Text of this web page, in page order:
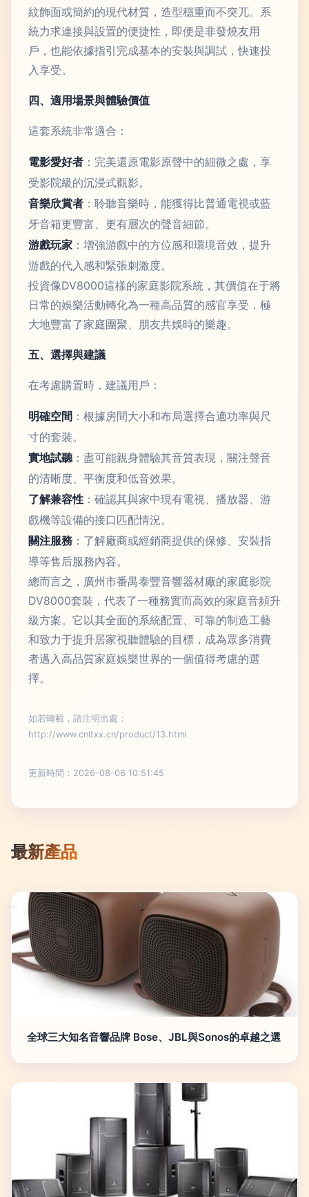
紋飾面或簡約的現代材質，造型穩重而不突兀。系
統力求連接與設置的便捷性，即便是非發燒友用
戶，也能依據指引完成基本的安裝與調試，快速投
入享受。
四、適用場景與體驗價值
這套系統非常適合：
電影愛好者 ：完美還原電影原聲中的細微之處，享
受影院級的沉浸式觀影。
音樂欣賞者 ：聆聽音樂時，能獲得比普通電視或藍
牙音箱更豐富、更有層次的聲音細節。
游戲玩家 ：增強游戲中的方位感和環境音效，提升
游戲的代入感和緊張刺激度。
投資像DV8000這樣的家庭影院系統，其價值在于將
日常的娛樂活動轉化為一種高品質的感官享受，極
大地豐富了家庭團聚、朋友共娛時的樂趣。
五、選擇與建議
在考慮購置時，建議用戶：
明確空間 ：根據房間大小和布局選擇合適功率與尺
寸的套裝。
實地試聽：盡可能親身體驗其音質表現，關注聲音
的清晰度、平衡度和低音效果。
了解兼容性 ：確認其與家中現有電視、播放器、游
戲機等設備的接口匹配情況。
關注服務 ：了解廠商或經銷商提供的保修、安裝指
導等售后服務內容。
總而言之，廣州市番禺泰豐音響器材廠的家庭影院
DV8000套裝，代表了一種務實而高效的家庭音頻升
級方案。它以其全面的系統配置、可靠的制造工藝
和致力于提升居家視聽體驗的目標，成為眾多消費
者邁入高品質家庭娛樂世界的一個值得考慮的選
擇。
如若轉載，請注明出處：
http://www.cnltxx.cn/product/13.html
更新時間：2026-08-06 10:51:45
最新產品
全球三大知名音響品牌 Bose、JBL與Sonos的卓越之選